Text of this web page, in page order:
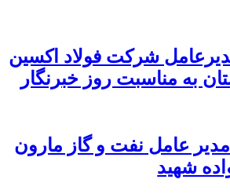
شرکت فولاد اکسین
به مناسبت روز خبرنگار
مدیر عامل نفت و گاز مارون
شهید